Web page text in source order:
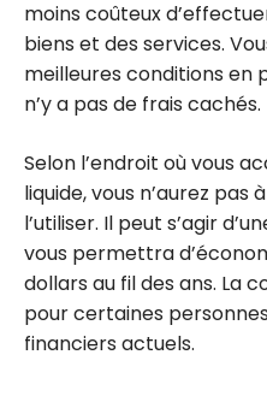
moins coûteux
biens et des services.
meilleures conditions en
n’y a pas de frais cachés.
Selon l’endroit où vous
liquide, vous n’aurez pas
l’utiliser. Il peut s’agir
vous permettra
dollars au fil des ans. La
pour certaines
financiers actuels.